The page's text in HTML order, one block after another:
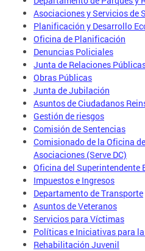
Asociaciones y Servicios de
Planificación y Desarrollo
Oficina de Planificación
Denuncias Policiales
Junta de Relaciones
Obras Públicas
Junta de Jubilación
Asuntos de Ciudadanos
Gestión de riesgos
Comisión de Sentencias
Comisionado de la Oficina
Asociaciones (Serve DC)
Oficina del Superintendente
Impuestos e Ingresos
Departamento de Transporte
Asuntos de Veteranos
Servicios para Víctimas
Políticas e Iniciativas para
Rehabilitación Juvenil